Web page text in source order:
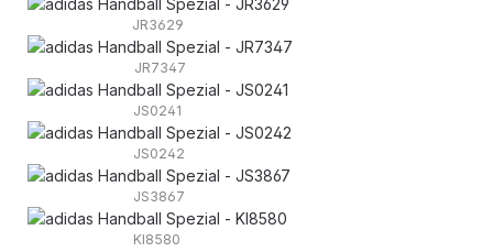
JR3629
JR7347
JS0241
JS0242
JS3867
KI8580